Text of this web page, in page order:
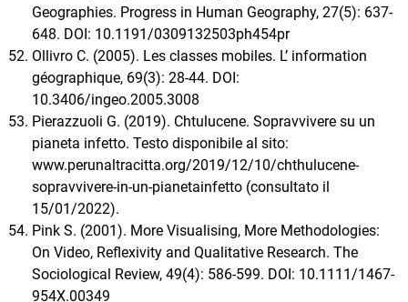
Geographies. Progress in Human Geography, 27(5): 637-
648. DOI: 10.1191/0309132503ph454pr
Ollivro C. (2005). Les classes mobiles. L’ information
géographique, 69(3): 28-44. DOI:
10.3406/ingeo.2005.3008
Pierazzuoli G. (2019). Chtulucene. Sopravvivere su un
pianeta infetto. Testo disponibile al sito:
www.perunaltracitta.org/2019/12/10/chthulucene-
sopravvivere-in-un-pianetainfetto (consultato il
15/01/2022).
Pink S. (2001). More Visualising, More Methodologies:
On Video, Reflexivity and Qualitative Research. The
Sociological Review, 49(4): 586-599. DOI: 10.1111/1467-
954X.00349